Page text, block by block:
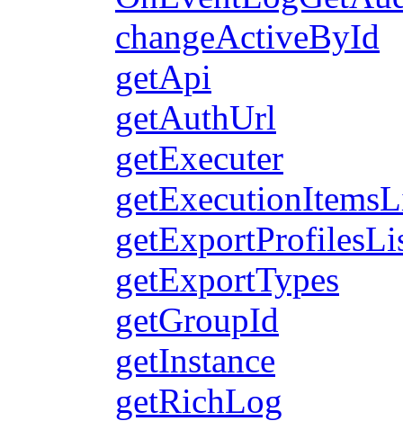
changeActiveById
getApi
getAuthUrl
getExecuter
getExportTypes
getGroupId
getInstance
getRichLog